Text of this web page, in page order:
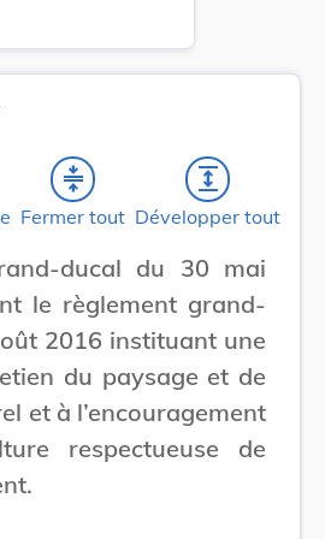
compress
Fermer tout
expand
Développer tout
ducal du 30 mai
le règlement grand-
2016 instituant une
du paysage et de
et à l’encouragement
respectueuse de